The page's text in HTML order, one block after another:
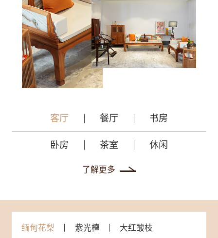
客厅 餐厅 书房
卧房 茶室 休闲
了解更多
缅甸花梨 紫光檀 大红酸枝